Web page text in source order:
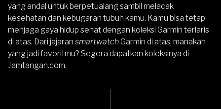
yang andal untuk berpetualang sambil melacak
kesehatan dan kebugaran tubuh kamu. Kamu bisa tetap
menjaga gaya hidup sehat dengan koleksi Garmin terlaris
di atas. Dari jajaran smartwatchGarmin di atas, manakah
yang jadi favoritmu? Segera dapatkan koleksinya di
Jamtangan.com.